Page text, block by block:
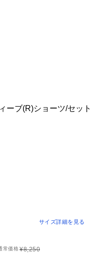
ーブ(R)ショーツ/セット
サイズ詳細を見る
常価格¥8,250